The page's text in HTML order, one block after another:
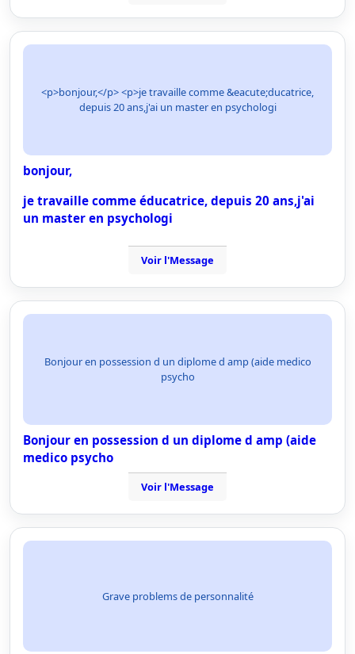
<p>bonjour,</p> <p>je travaille comme &eacute;ducatrice,
depuis 20 ans,j'ai un master en psychologi
bonjour,
je travaille comme éducatrice, depuis 20 ans,j'ai
un master en psychologi
Voir l'Message
Bonjour en possession d un diplome d amp (aide medico
psycho
Bonjour en possession d un diplome d amp (aide
medico psycho
Voir l'Message
Grave problems de personnalité